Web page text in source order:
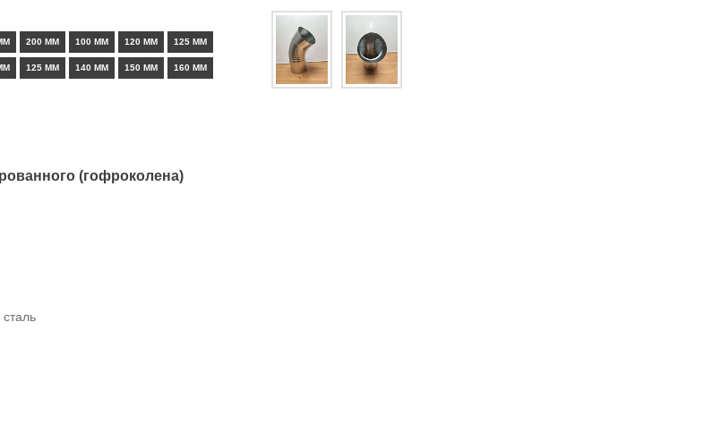
200 ММ 100 ММ 120 ММ 125 ММ
125 ММ 140 ММ 150 ММ 160 ММ
(гофроколена)